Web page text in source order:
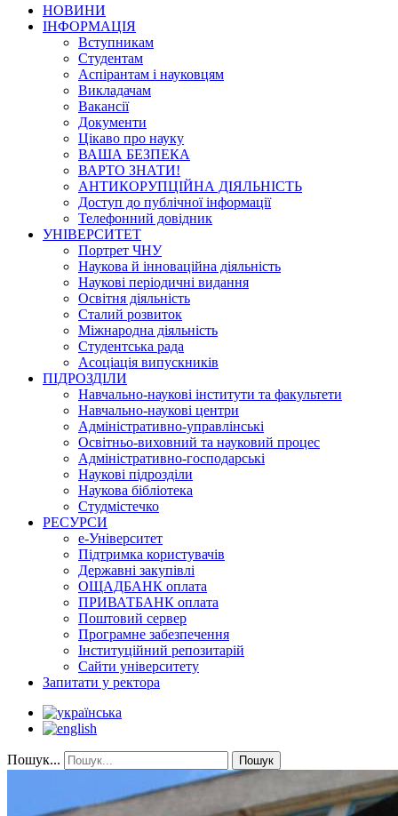
НОВИНИ
ІНФОРМАЦІЯ
Вступникам
Студентам
Аспірантам і науковцям
Викладачам
Вакансії
Документи
Цікаво про науку
ВАША БЕЗПЕКА
ВАРТО ЗНАТИ!
АНТИКОРУПЦІЙНА ДІЯЛЬНІСТЬ
Доступ до публічної інформації
Телефонний довідник
УНІВЕРСИТЕТ
Портрет ЧНУ
Наукова й інноваційна діяльність
Наукові періодичні видання
Освітня діяльність
Сталий розвиток
Міжнародна діяльність
Студентська рада
Асоціація випускників
ПІДРОЗДІЛИ
Навчально-наукові інститути та факультети
Навчально-наукові центри
Адміністративно-управлінські
Освітньо-виховний та науковий процес
Адміністративно-господарські
Наукові підрозділи
Наукова бібліотека
Студмістечко
РЕСУРСИ
е-Університет
Підтримка користувачів
Державні закупівлі
ОЩАДБАНК оплата
ПРИВАТБАНК оплата
Поштовий сервер
Програмне забезпечення
Інституційний репозитарій
Сайти університету
Запитати у ректора
Пошук... Пошук